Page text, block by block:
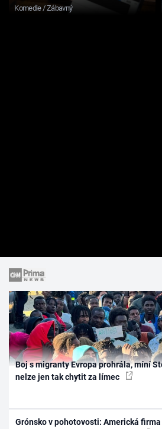
Komedie / Zábavný
Boj s migranty Evropa prohrála, míní
nelze jen tak chytit za límec
Grónsko v pohotovosti: Americká